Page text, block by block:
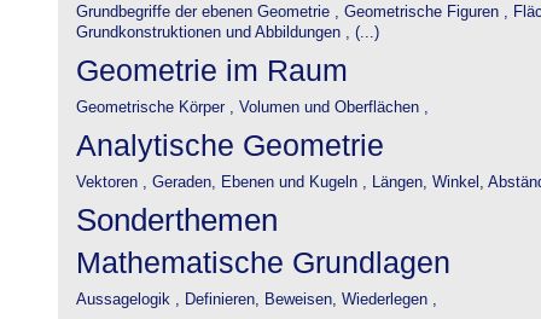
Grundbegriffe der ebenen Geometrie , Geometrische Figuren ,
Grundkonstruktionen und Abbildungen , (...)
Geometrie im Raum
Geometrische Körper , Volumen und Oberflächen ,
Analytische Geometrie
Vektoren , Geraden, Ebenen und Kugeln , Längen, Winkel,
Sonderthemen
Mathematische Grundlagen
Aussagelogik , Definieren, Beweisen, Wiederlegen ,